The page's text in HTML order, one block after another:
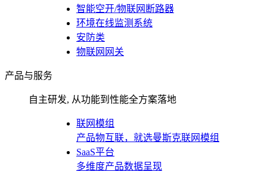
智能空开/物联网断路器
环境在线监测系统
安防类
物联网网关
产品与服务
自主研发, 从功能到性能全方案落地
联网模组
产品物互联，就选曼斯克联网模组
SaaS平台
多维度产品数据呈现